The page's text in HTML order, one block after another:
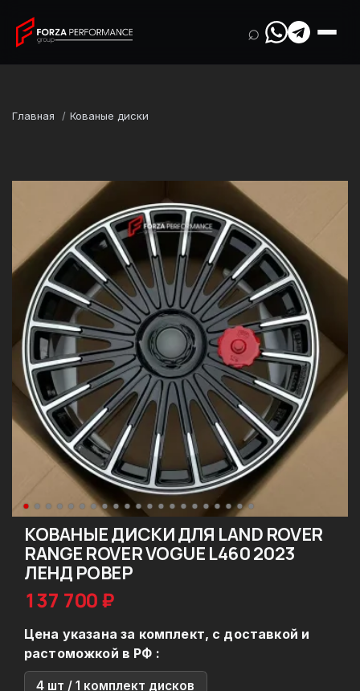
⌕
Главная Кованые диски
КОВАНЫЕ ДИСКИ ДЛЯ LAND ROVER
RANGE ROVER VOGUE L460 2023
ЛЕНД РОВЕР
137 700 ₽
Цена указана за комплект, с доставкой и
растоможкой в РФ :
4 шт / 1 комплект дисков
Марка
Land Rover